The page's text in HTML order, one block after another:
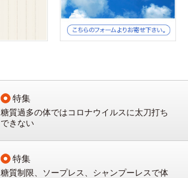
特集
糖質過多の体ではコロナウイルスに太刀打ち
できない
特集
糖質制限、ソープレス、シャンプーレスで体